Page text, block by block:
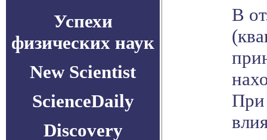
Успехи
физических наук
New Scientist
ScienceDaily
Discovery
В
При